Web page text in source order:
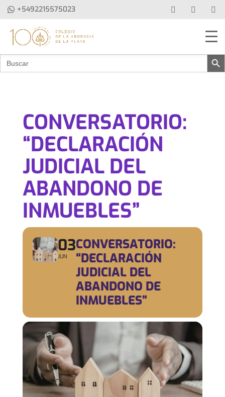
+5492215575023
Buscar: Botón de
CONVERSATORIO:
“DECLARACIÓN
JUDICIAL DEL
ABANDONO DE
INMUEBLES”
03
JUN
CONVERSATORIO:
“DECLARACIÓN
JUDICIAL DEL
ABANDONO DE
INMUEBLES”